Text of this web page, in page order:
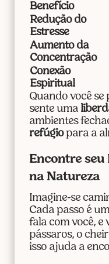
Benefício
Redução do
Estresse
Aumento da
Concentração
Conexão
Espiritual
Quando você
sente uma
ambientes
refúgiopara a
Encontre
na Natureza
Imagine-se
Cada passo é
fala com você, e
pássaros, o
isso ajuda a